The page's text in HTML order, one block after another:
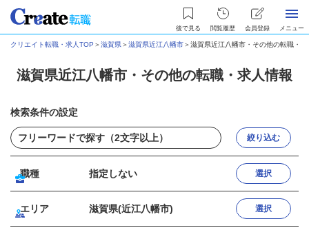
後で見る 閲覧履歴 会員登録 メニュー
クリエイト転職・求人TOP ＞滋賀県＞滋賀県近江八幡市＞滋賀県近江八幡市・その他の転職・求
滋賀県近江八幡市・その他の転職・求人情報
検索条件の設定
絞り込む
職種 指定しない 選択
エリア 滋賀県(近江八幡市) 選択